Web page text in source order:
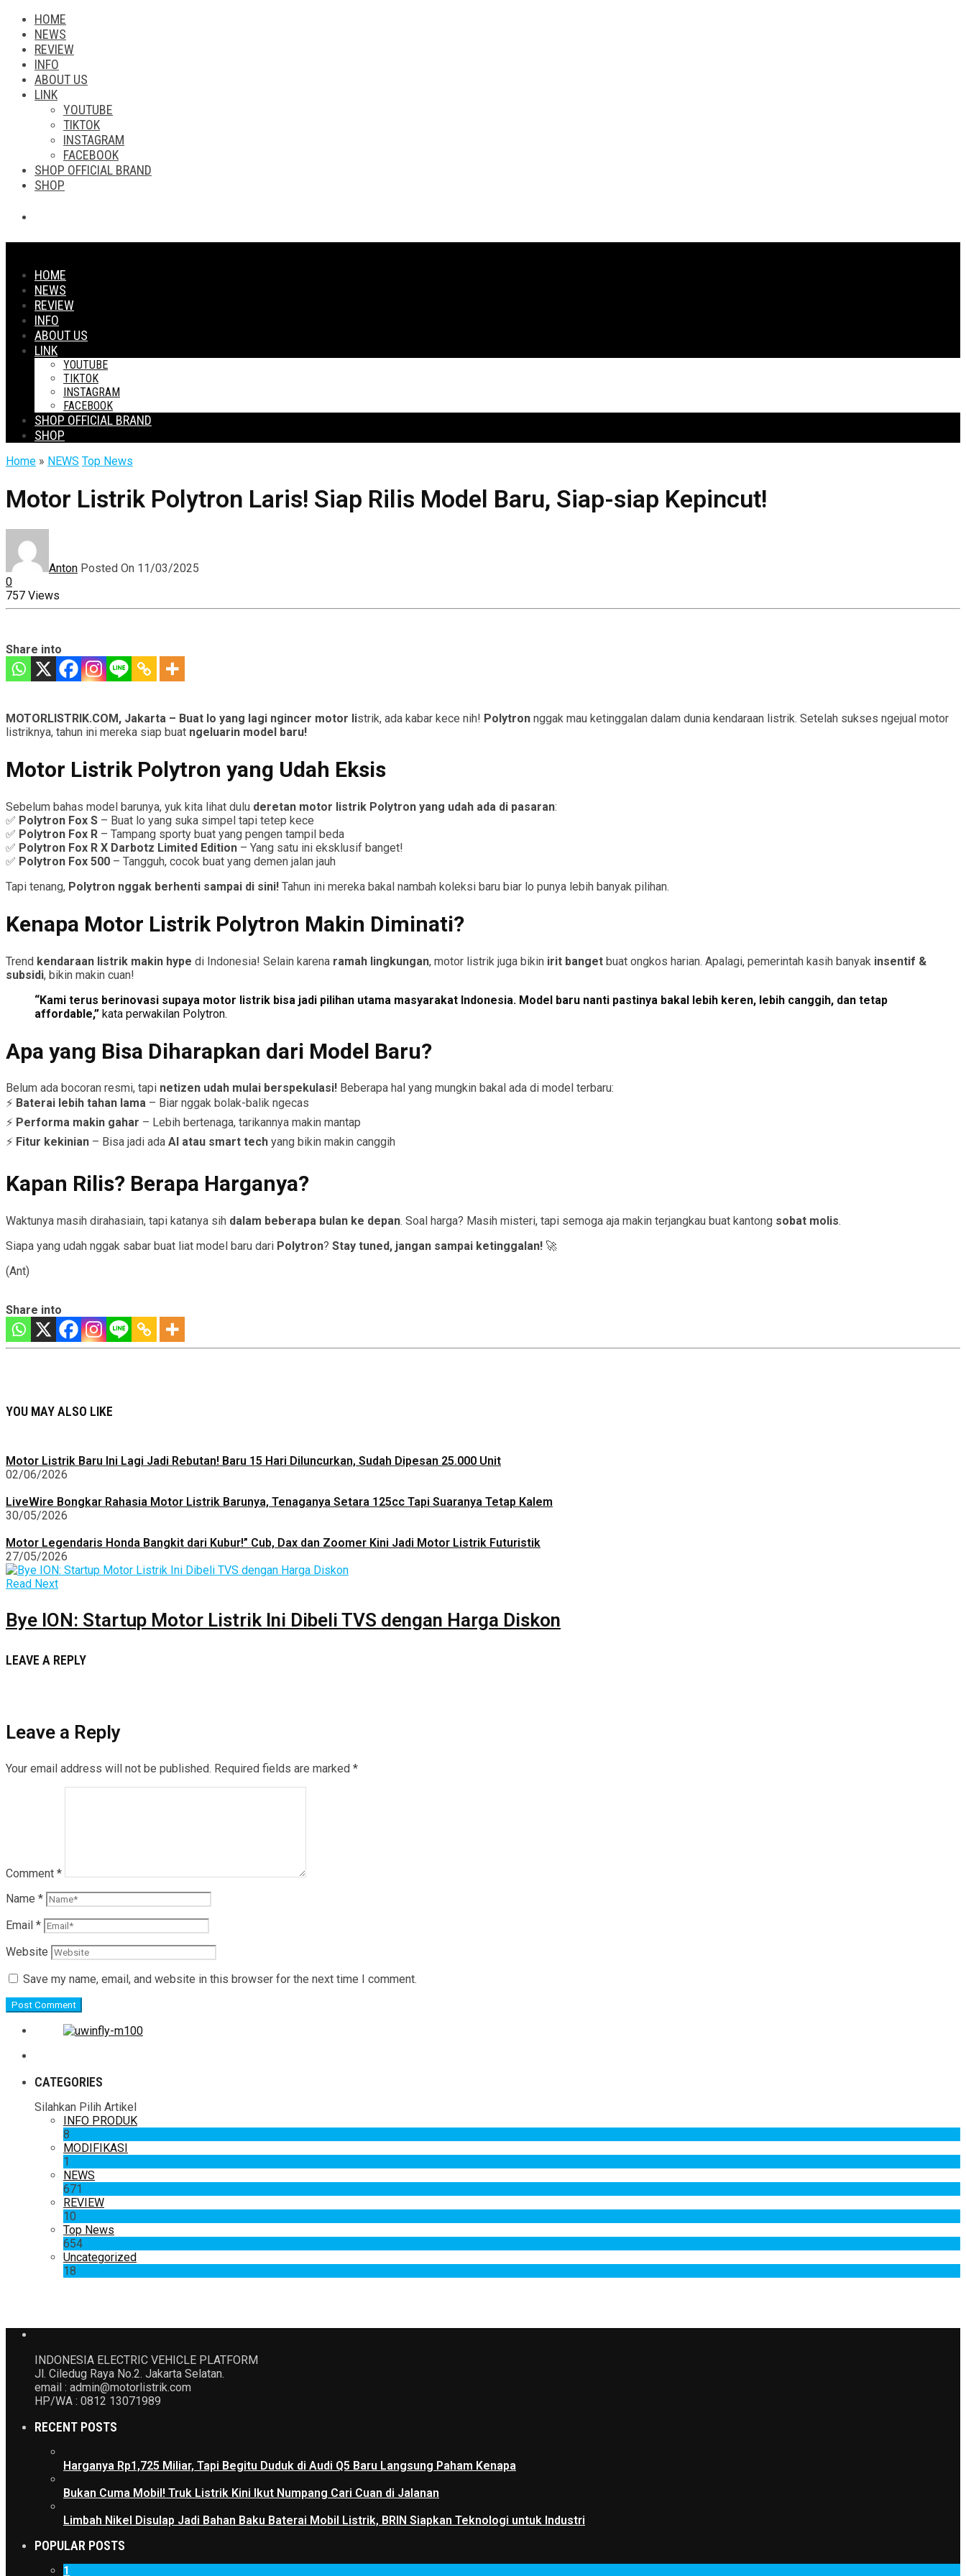
HOME
NEWS
REVIEW
INFO
ABOUT US
LINK
YOUTUBE
TIKTOK
INSTAGRAM
FACEBOOK
SHOP OFFICIAL BRAND
SHOP
HOME
NEWS
REVIEW
INFO
ABOUT US
LINK
YOUTUBE
TIKTOK
INSTAGRAM
FACEBOOK
SHOP OFFICIAL BRAND
SHOP
Home » NEWS Top News
Motor Listrik Polytron Laris! Siap Rilis Model Baru, Siap-siap Kepincut!
Anton Posted On 11/03/2025
0
757 Views
Share into
MOTORLISTRIK.COM, Jakarta – Buat lo yang lagi ngincer motor listrik, ada kabar kece nih! Polytron nggak mau ketinggalan dalam dunia kendaraan listrik. Setelah sukses ngejual motor
listriknya, tahun ini mereka siap buat ngeluarin model baru!
Motor Listrik Polytron yang Udah Eksis
Sebelum bahas model barunya, yuk kita lihat dulu deretan motor listrik Polytron yang udah ada di pasaran:
✅ Polytron Fox S – Buat lo yang suka simpel tapi tetep kece
✅ Polytron Fox R – Tampang sporty buat yang pengen tampil beda
✅ Polytron Fox R X Darbotz Limited Edition – Yang satu ini eksklusif banget!
✅ Polytron Fox 500 – Tangguh, cocok buat yang demen jalan jauh
Tapi tenang, Polytron nggak berhenti sampai di sini! Tahun ini mereka bakal nambah koleksi baru biar lo punya lebih banyak pilihan.
Kenapa Motor Listrik Polytron Makin Diminati?
Trend kendaraan listrik makin hype di Indonesia! Selain karena ramah lingkungan, motor listrik juga bikin irit banget buat ongkos harian. Apalagi, pemerintah kasih banyak insentif &
subsidi, bikin makin cuan!
“Kami terus berinovasi supaya motor listrik bisa jadi pilihan utama masyarakat Indonesia. Model baru nanti pastinya bakal lebih keren, lebih canggih, dan tetap
affordable,” kata perwakilan Polytron.
Apa yang Bisa Diharapkan dari Model Baru?
Belum ada bocoran resmi, tapi netizen udah mulai berspekulasi! Beberapa hal yang mungkin bakal ada di model terbaru:
⚡ Baterai lebih tahan lama – Biar nggak bolak-balik ngecas
⚡ Performa makin gahar – Lebih bertenaga, tarikannya makin mantap
⚡ Fitur kekinian – Bisa jadi ada AI atau smart tech yang bikin makin canggih
Kapan Rilis? Berapa Harganya?
Waktunya masih dirahasiain, tapi katanya sih dalam beberapa bulan ke depan. Soal harga? Masih misteri, tapi semoga aja makin terjangkau buat kantong sobat molis.
Siapa yang udah nggak sabar buat liat model baru dari Polytron? Stay tuned, jangan sampai ketinggalan! 🚀
(Ant)
Share into
YOU MAY ALSO LIKE
Motor Listrik Baru Ini Lagi Jadi Rebutan! Baru 15 Hari Diluncurkan, Sudah Dipesan 25.000 Unit
02/06/2026
LiveWire Bongkar Rahasia Motor Listrik Barunya, Tenaganya Setara 125cc Tapi Suaranya Tetap Kalem
30/05/2026
Motor Legendaris Honda Bangkit dari Kubur!” Cub, Dax dan Zoomer Kini Jadi Motor Listrik Futuristik
27/05/2026
Read Next
Bye ION: Startup Motor Listrik Ini Dibeli TVS dengan Harga Diskon
LEAVE A REPLY
Leave a Reply
Your email address will not be published. Required fields are marked *
Comment *
Name *
Email *
Website
Save my name, email, and website in this browser for the next time I comment.
CATEGORIES
Silahkan Pilih Artikel
INFO PRODUK
8
MODIFIKASI
1
NEWS
671
REVIEW
10
Top News
654
Uncategorized
18
INDONESIA ELECTRIC VEHICLE PLATFORM
Jl. Ciledug Raya No.2. Jakarta Selatan.
email : admin@motorlistrik.com
HP/WA : 0812 13071989
RECENT POSTS
Harganya Rp1,725 Miliar, Tapi Begitu Duduk di Audi Q5 Baru Langsung Paham Kenapa
Bukan Cuma Mobil! Truk Listrik Kini Ikut Numpang Cari Cuan di Jalanan
Limbah Nikel Disulap Jadi Bahan Baku Baterai Mobil Listrik, BRIN Siapkan Teknologi untuk Industri
POPULAR POSTS
1